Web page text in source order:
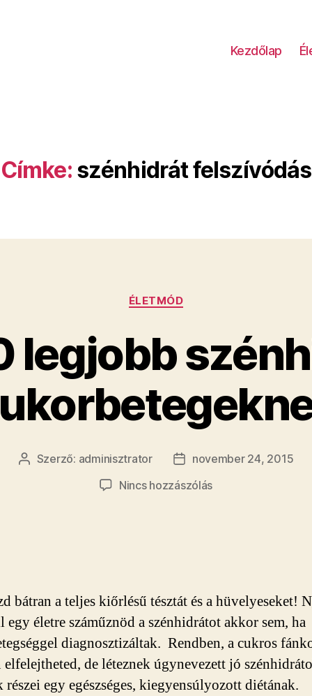
Kezdőlap
Címke: szénhidrát felszívódás
Kategóriák
ÉLETMÓD
legjobb
Bejegyzés
Szerző: adminisztrator
Bejegyzés
dátuma
november 24, 2015
Nincs hozzászólása(z)
cukorbetegeknek
bejegyzéshez
bátran a teljes kiőrlésű tésztát és a hüvelyeseket!
egy életre száműznöd a szénhidrátot akkor sem, ha
diagnosztizáltak. Rendben, a cukros
de léteznek úgynevezett jó
részei egy egészséges, kiegyensúlyozott diétának.